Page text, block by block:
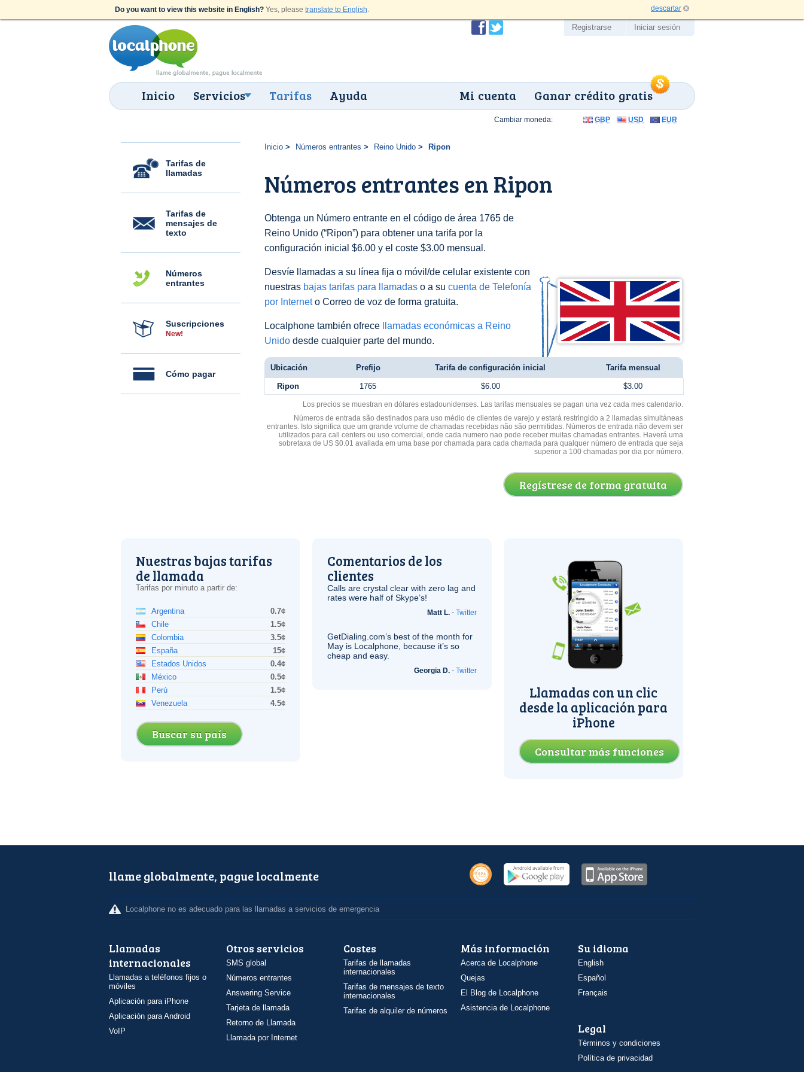
Do you want to view this website in English? Yes, please translate to English. descartar
Inicio Servicios Tarifas Ayuda Ganar crédito gratis
Mi cuenta
Registrarse Iniciar sesión
Tarifas de
llamadas
Tarifas de
mensajes de
texto
Números
entrantes
Suscripciones
New!
Cómo pagar
Inicio Números entrantes Reino Unido Ripon
Números entrantes en Ripon
Obtenga un Número entrante en el código de área 1765 de
Reino Unido (“Ripon”) para obtener una tarifa por la
configuración inicial $6.00 y el coste $3.00 mensual.
Desvíe llamadas a su línea fija o móvil/de celular existente con
nuestras bajas tarifas para llamadas o a su cuenta de Telefonía
por Interneto Correo de voz de forma gratuita.
Localphone también ofrece
llamadas económicas a Reino
Unido desde cualquier parte del mundo.
Cambiar moneda: GBP USD EUR
Ubicación Prefijo Tarifa de configuración inicial Tarifa mensual
Ripon 1765 $6.00 $3.00
Los precios se muestran en dólares estadounidenses. Las tarifas mensuales se pagan una vez cada mes calendario.
Números de entrada são destinados para uso médio de clientes de varejo y estará restringido a 2 llamadas simultáneas
entrantes. Isto significa que um grande volume de chamadas recebidas não são permitidas. Números de entrada não devem ser
utilizados para call centers ou uso comercial, onde cada numero nao pode receber muitas chamadas entrantes. Haverá uma
sobretaxa de US $0.01 avaliada em uma base por chamada para cada chamada para qualquer número de entrada que seja
superior a 100 chamadas por dia por número.
Regístrese de forma gratuita
Nuestras bajas tarifas
de llamada
Tarifas por minuto a partir de:
Argentina
0.7¢
Chile
1.5¢
Colombia
3.5¢
España
15¢
Estados Unidos
0.4¢
México
0.5¢
Perú
1.5¢
Venezuela
4.5¢
Buscar su país
Comentarios de los
clientes
Calls are crystal clear with zero lag and
rates were half of Skype’s!
Matt L. - Twitter
GetDialing.com’s best of the month for
May is Localphone, because it’s so
cheap and easy.
Georgia D. - Twitter
Llamadas con un clic
desde la aplicación para
iPhone
Consultar más funciones
llame globalmente, pague localmente
Localphone no es adecuado para las llamadas a servicios de emergencia
Llamadas
internacionales
Llamadas a teléfonos fijos o
móviles
Aplicación para iPhone
Aplicación para Android
VoIP
Otros servicios
SMS global
Números entrantes
Answering Service
Tarjeta de llamada
Retorno de Llamada
Llamada por Internet
Costes
Tarifas de llamadas
internacionales
Tarifas de mensajes de texto
internacionales
Tarifas de alquiler de números
Más información
Acerca de Localphone
Quejas
El Blog de Localphone
Asistencia de Localphone
Su idioma
English
Español
Français
Legal
Términos y condiciones
Política de privacidad